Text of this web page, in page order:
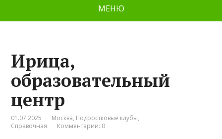
МЕНЮ
Ирица,
образовательный
центр
01.07.2025 Москва, Подростковые клубы,
Справочная
Комментарии: 0